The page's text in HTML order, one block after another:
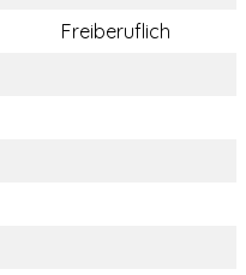
Freiberuflich